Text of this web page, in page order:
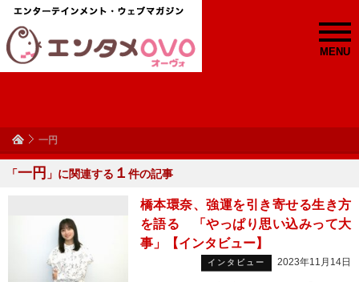
MENU
一円
「一円 」に関連する １ 件の記事
橋本環奈、強運を引き寄せる生き方
を語る 「やっぱり思い込みって大
事」【インタビュー】
インタビュー 2023年11月14日